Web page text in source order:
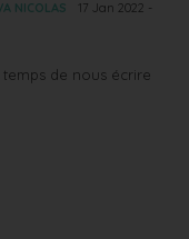
NICOLAS
17 Jan 2022 -
de nous écrire